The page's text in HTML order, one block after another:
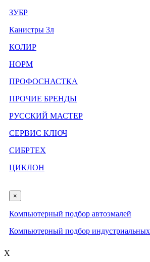
ЗУБР
Канистры 3л
КОЛИР
НОРМ
ПРОФОСНАСТКА
ПРОЧИЕ БРЕНДЫ
РУССКИЙ МАСТЕР
СЕРВИС КЛЮЧ
СИБРТЕХ
ЦИКЛОН
×
Компьютерный подбор автоэмалей
Компьютерный подбор индустриальных
X